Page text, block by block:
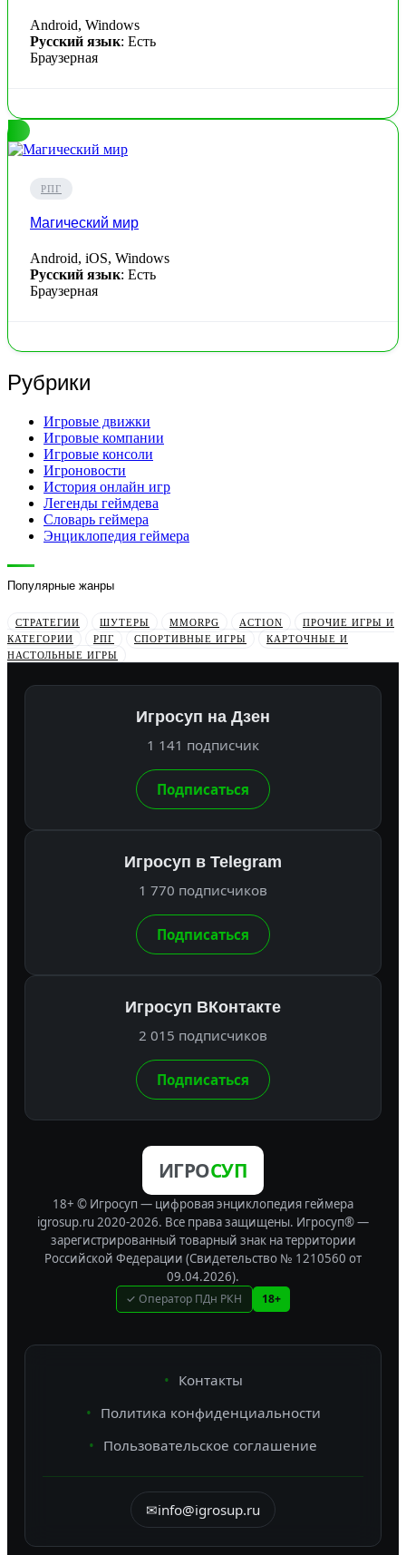
Android, Windows
Русский язык: Есть
Браузерная
РПГ
Магический мир
Android, iOS, Windows
Русский язык: Есть
Браузерная
Рубрики
Игровые движки
Игровые компании
Игровые консоли
Игроновости
История онлайн игр
Легенды геймдева
Словарь геймера
Энциклопедия геймера
Популярные жанры
СТРАТЕГИИ ШУТЕРЫ MMORPG ACTION
ПРОЧИЕ ИГРЫ И
КАТЕГОРИИ
РПГ СПОРТИВНЫЕ ИГРЫ
КАРТОЧНЫЕ И
НАСТОЛЬНЫЕ ИГРЫ
Игросуп на Дзен
1 141 подписчик
Подписаться
Игросуп в Telegram
1 770 подписчиков
Подписаться
Игросуп ВКонтакте
2 015 подписчиков
Подписаться
ИГРОСУП
18+ © Игросуп — цифровая энциклопедия геймера
igrosup.ru 2020-2026. Все права защищены. Игросуп® —
зарегистрированный товарный знак на территории
Российской Федерации (Свидетельство № 1210560 от
09.04.2026).
✓ Оператор ПДн РКН 18+
Контакты
Политика конфиденциальности
Пользовательское соглашение
✉info@igrosup.ru